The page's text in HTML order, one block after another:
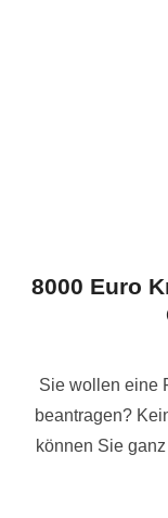
8000 Euro
Sie wollen eine
beantragen?
können Sie